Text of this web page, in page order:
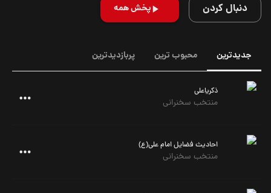
دنبال کردن پخش همه
جدیدترین محبوب ترین پربازدیدترین
ذکریاعلی
منتخب سخنرانی
احادیث فضایل امام علی(ع)
منتخب سخنرانی